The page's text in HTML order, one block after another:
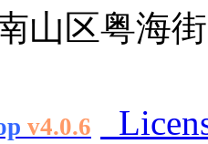
山区粤海
v4.0.6